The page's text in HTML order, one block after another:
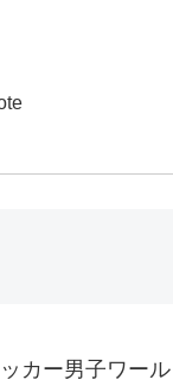
カー男子ワー